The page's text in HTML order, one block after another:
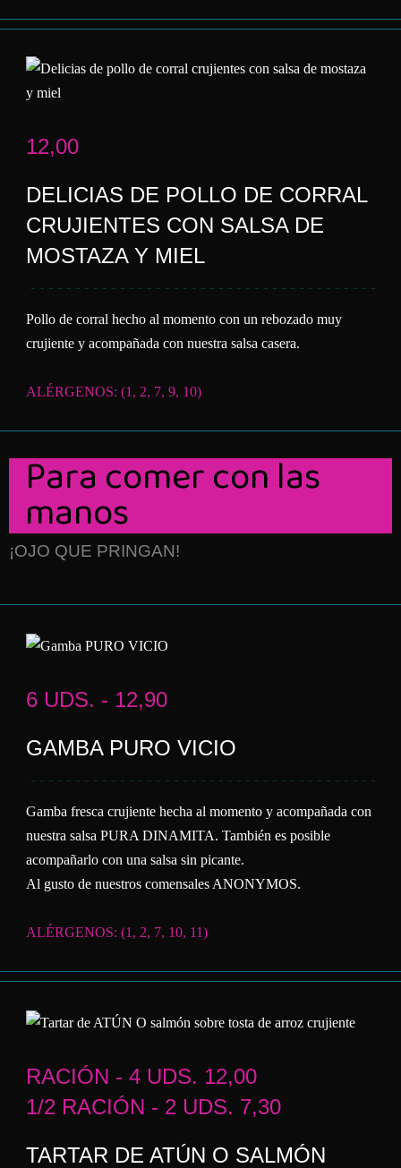
12,00
DELICIAS DE POLLO DE CORRAL
CRUJIENTES CON SALSA DE
MOSTAZA Y MIEL
Pollo de corral hecho al momento con un rebozado muy
crujiente y acompañada con nuestra salsa casera.
ALÉRGENOS: (1, 2, 7, 9, 10)
Para comer con las
manos
¡OJO QUE PRINGAN!
6 UDS. - 12,90
GAMBA PURO VICIO
Gamba fresca crujiente hecha al momento y acompañada con
nuestra salsa PURA DINAMITA. También es posible
acompañarlo con una salsa sin picante.
Al gusto de nuestros comensales ANONYMOS.
ALÉRGENOS: (1, 2, 7, 10, 11)
RACIÓN - 4 UDS. 12,00
1/2 RACIÓN - 2 UDS. 7,30
TARTAR DE ATÚN O SALMÓN